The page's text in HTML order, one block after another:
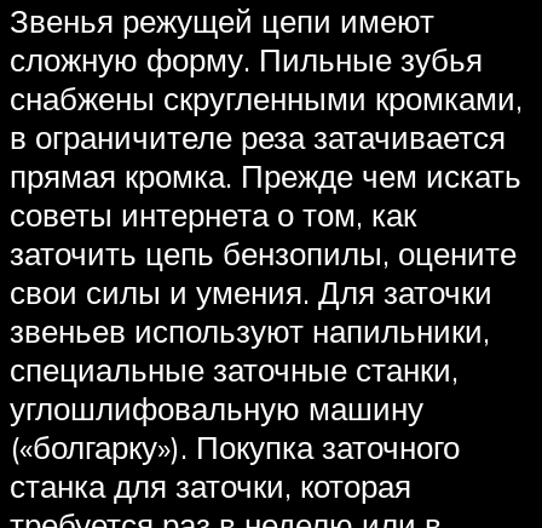
Звенья режущей цепи имеют
сложную форму. Пильные зубья
снабжены скругленными кромками,
в ограничителе реза затачивается
прямая кромка. Прежде чем искать
советы интернета о том, как
заточить цепь бензопилы, оцените
свои силы и умения. Для заточки
звеньев используют напильники,
специальные заточные станки,
углошлифовальную машину
(«болгарку»). Покупка заточного
станка для заточки, которая